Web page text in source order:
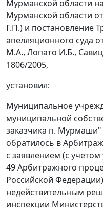
Мурманской области
Мурманской области
Г.П.) и постановление
апелляционного суда
М.А., Лопато И.Б.,
1806/2005,
установил:
Муниципальное
муниципальной
заказчика п. Мурмаши"
обратилось в
с заявлением (с
49Арбитражного
Российской
недействительным
инспекции